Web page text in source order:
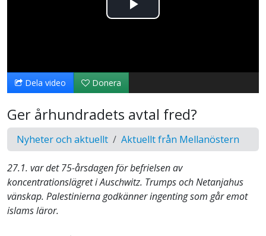
Spela
video
Dela video Donera
Ger århundradets avtal fred?
Nyheter och aktuellt Aktuellt från Mellanöstern
27.1. var det 75-årsdagen för befrielsen av
koncentrationslägret i Auschwitz. Trumps och Netanjahus
vänskap. Palestinierna godkänner ingenting som går emot
islams läror.